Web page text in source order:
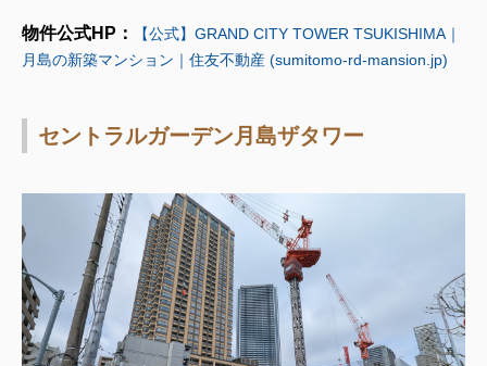
物件公式HP：
【公式】GRAND CITY TOWER TSUKISHIMA｜
月島の新築マンション｜住友不動産 (sumitomo-rd-mansion.jp)
セントラルガーデン月島ザタワー